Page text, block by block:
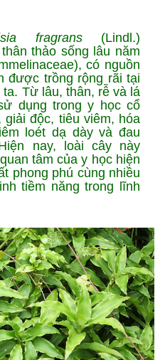
fragrans(Lindl.)
thảo sống lâu năm
có nguồn
được trồng rộng rãi tại
Từ lâu, thân, rễ và lá
dụng trong y học cổ
giải độc, tiêu viêm, hóa
loét dạ dày và đau
nay, loài cây này
tâm của y học hiện
phong phú cùng nhiều
tiềm năng trong lĩnh